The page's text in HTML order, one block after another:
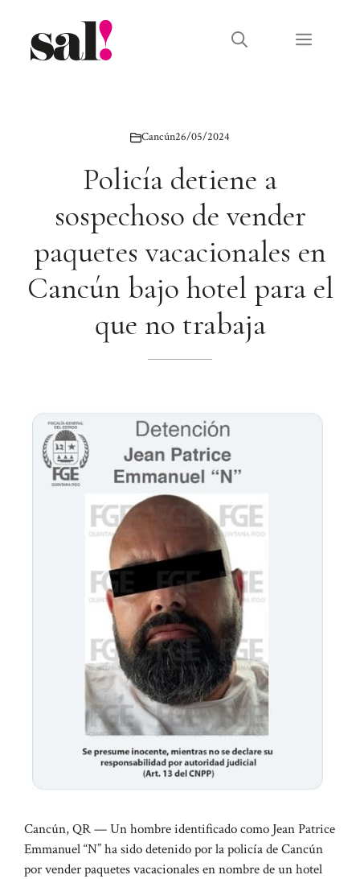
contenido
Menú
Cancún26/05/2024
Policía detiene a
sospechoso de vender
paquetes vacacionales en
Cancún bajo hotel para el
que no trabaja
Cancún, QR — Un hombre identificado como Jean Patrice
Emmanuel “N” ha sido detenido por la policía de Cancún
por vender paquetes vacacionales en nombre de un hotel